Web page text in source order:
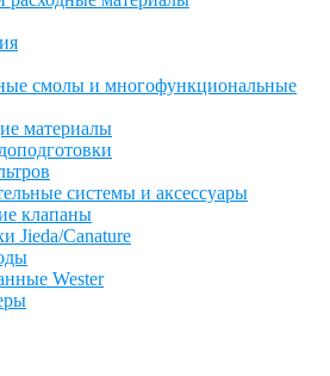
смолы и многофункциональные
материалы
системы и аксессуары
клапаны
Jieda/Canature
Wester